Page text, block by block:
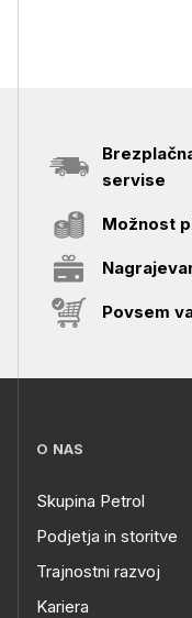
servise
Možnost
Povsem
O NAS
Skupina Petrol
Podjetja in storitve
Trajnostni razvoj
Kariera